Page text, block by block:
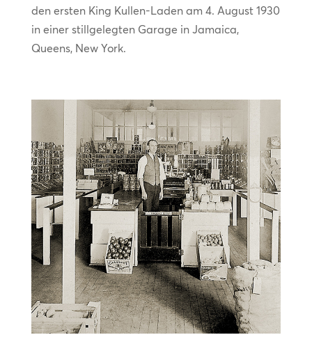
den ersten King Kullen-Laden am 4. August 1930
in einer stillgelegten Garage in Jamaica,
Queens, New York.